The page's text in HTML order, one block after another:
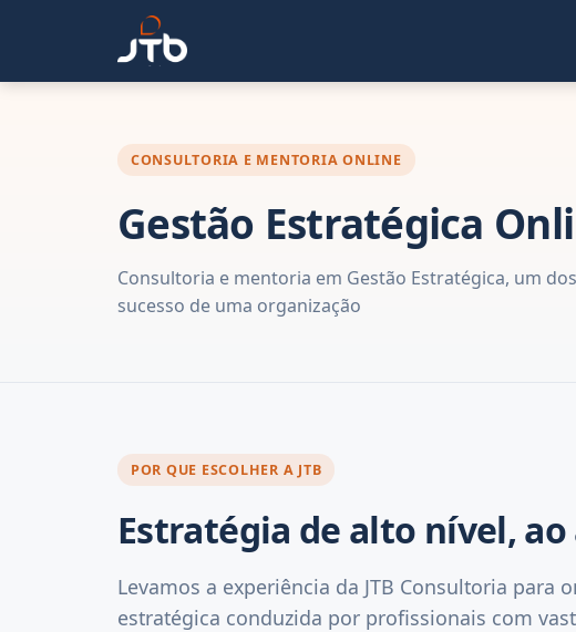
CONSULTORIA E MENTORIA ONLINE
Gestão Estratégica
Consultoria e mentoria em Gestão Estratégica, um
sucesso de uma organização
POR QUE ESCOLHER A JTB
Estratégia de alto nível,
Levamos a experiência da JTB Consultoria para
estratégica conduzida por profissionais com